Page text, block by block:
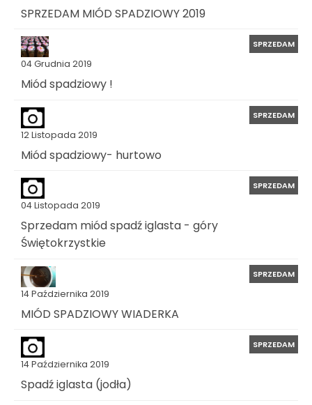
SPRZEDAM MIÓD SPADZIOWY 2019
04 Grudnia 2019
SPRZEDAM
Miód spadziowy !
12 Listopada 2019
SPRZEDAM
Miód spadziowy- hurtowo
04 Listopada 2019
SPRZEDAM
Sprzedam miód spadź iglasta - góry
Świętokrzystkie
14 Października 2019
SPRZEDAM
MIÓD SPADZIOWY WIADERKA
14 Października 2019
SPRZEDAM
Spadź iglasta (jodła)